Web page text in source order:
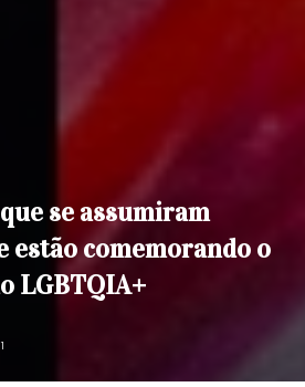
se assumiram
estão comemorando o
LGBTQIA+